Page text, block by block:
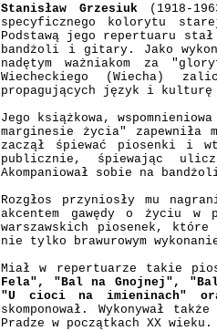
Stanisław Grzesiuk(1918-
specyficznego kolorytu
Podstawą jego repertuaru
bandżoli i gitary. Jako
nadętym ważniakom za
Wiecheckiego (Wiecha)
propagujących język i
Jego książkowa,
marginesie życia" zapewniła
zaczął śpiewać piosenki i
publicznie, śpiewając
Akompaniował sobie na
Rozgłos przyniosły mu
akcentem gawędy o życiu w
warszawskich piosenek, które
nie tylko brawurowym
Miał w repertuarze takie
Fela", "Bal na Gnojnej",
"U cioci na imieninach"
skomponował. Wykonywał
Pradze w początkach XX wieku.